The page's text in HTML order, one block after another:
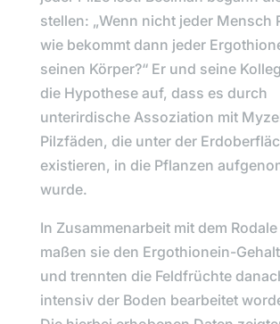
stellen: „Wenn nicht jeder Mensch
wie bekommt dann jeder
seinen Körper?“Er und seine
die Hypothese auf, dass es durch
unterirdische Assoziation mit
Pilzfäden, die unter der
existieren, in die Pflanzen
wurde.
In Zusammenarbeit mit dem
maßen sie den Ergothionein-
und trennten die Feldfrüchte
intensiv der Boden bearbeitet